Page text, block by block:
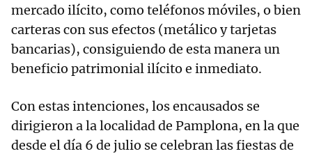
mercado ilícito, como teléfonos móviles, o bien
carteras con sus efectos (metálico y tarjetas
bancarias), consiguiendo de esta manera un
beneficio patrimonial ilícito e inmediato.
Con estas intenciones, los encausados se
dirigieron a la localidad de Pamplona, en la que
desde el día 6 de julio se celebran las fiestas de